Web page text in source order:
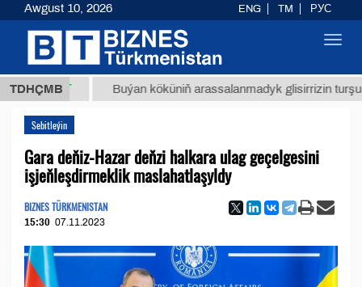
TDHÇMB
ТМТ Buýan köküniň arassalanmadyk glisirrizin turşusy (t.)
Sebitleýin
Gara deňiz-Hazar deňzi halkara ulag geçelgesini
işjeňleşdirmeklik maslahatlaşyldy
BIZNES TÜRKMENISTAN
15:30 07.11.2023
Awgust 10, 2026 ENG TM РУС